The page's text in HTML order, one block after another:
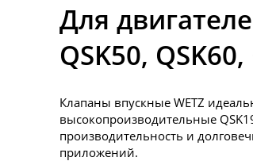
Для
QSK50, QSK60,
Клапаны впускные WETZ
высокопроизводительные
производительность и
приложений.